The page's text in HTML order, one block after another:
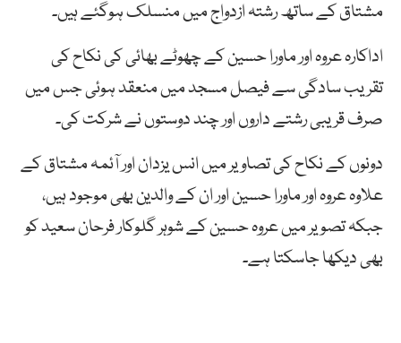
مشتاق کے ساتھ رشتہ ازدواج میں منسلک ہوگئے ہیں۔
اداکارہ عروہ اور ماورا حسین کے چھوٹے بھائی کی نکاح کی
تقریب سادگی سے فیصل مسجد میں منعقد ہوئی جس میں
صرف قریبی رشتے داروں اور چند دوستوں نے شرکت کی۔
دونوں کے نکاح کی تصاویر میں انس یزدان اور آئمہ مشتاق کے
علاوہ عروہ اور ماورا حسین اور ان کے والدین بھی موجود ہیں،
جبکہ تصویر میں عروہ حسین کے شوہر گلوکار فرحان سعید کو
بھی دیکھا جاسکتا ہے۔